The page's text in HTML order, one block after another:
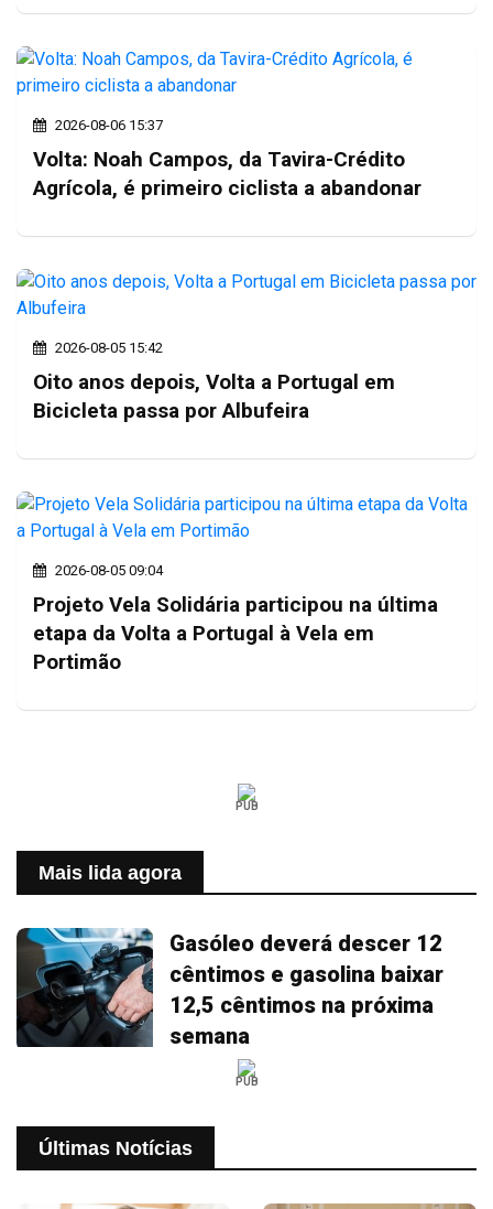
2026-08-06 15:37
Volta: Noah Campos, da Tavira-Crédito
Agrícola, é primeiro ciclista a abandonar
2026-08-05 15:42
Oito anos depois, Volta a Portugal em
Bicicleta passa por Albufeira
2026-08-05 09:04
Projeto Vela Solidária participou na última
etapa da Volta a Portugal à Vela em
Portimão
PUB
Mais lida agora
Gasóleo deverá descer 12
cêntimos e gasolina baixar
12,5 cêntimos na próxima
semana
PUB
Últimas Notícias